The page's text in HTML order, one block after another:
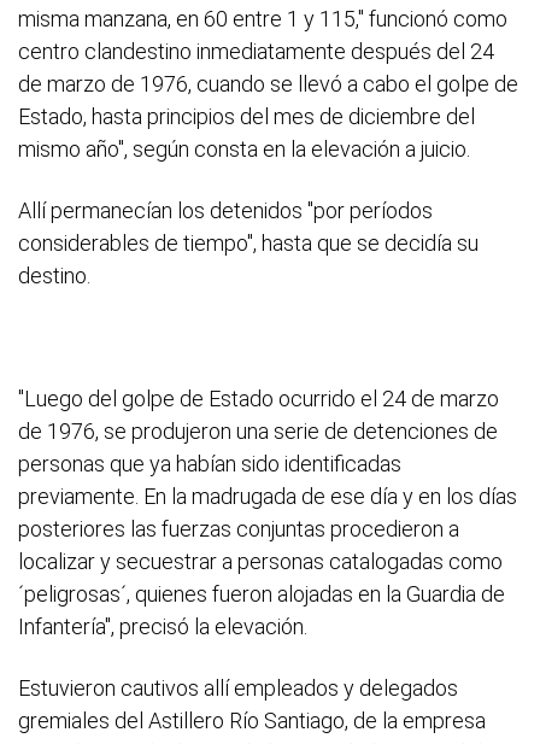
misma manzana, en 60 entre 1 y 115," funcionó como
centro clandestino inmediatamente después del 24
de marzo de 1976, cuando se llevó a cabo el golpe de
Estado, hasta principios del mes de diciembre del
mismo año", según consta en la elevación a juicio.
Allí permanecían los detenidos "por períodos
considerables de tiempo", hasta que se decidía su
destino.
"Luego del golpe de Estado ocurrido el 24 de marzo
de 1976, se produjeron una serie de detenciones de
personas que ya habían sido identificadas
previamente. En la madrugada de ese día y en los días
posteriores las fuerzas conjuntas procedieron a
localizar y secuestrar a personas catalogadas como
´peligrosas´, quienes fueron alojadas en la Guardia de
Infantería", precisó la elevación.
Estuvieron cautivos allí empleados y delegados
gremiales del Astillero Río Santiago, de la empresa